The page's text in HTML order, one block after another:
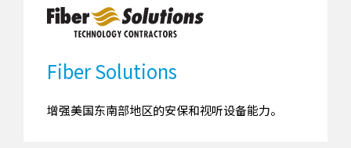
Fiber Solutions
增强美国东南部地区的安保和视听设备能力。